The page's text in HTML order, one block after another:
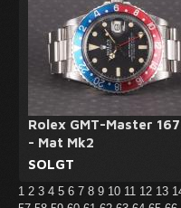
Rolex GMT-Master
- Mat Mk2
SOLGT
1 2 3 4 5 6 7 8 9 10 11 12 13